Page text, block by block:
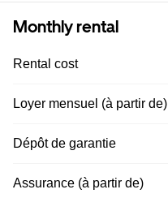
Monthly rental
Rental cost
Loyer mensuel (à partir de)
Dépôt de garantie
Assurance (à partir de)